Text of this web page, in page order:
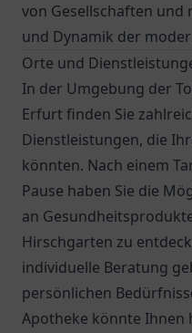
von Gesellschaften
und Dynamik der
Orte und
In der Umgebung der
Erfurt finden Sie
Dienstleistungen, die
könnten. Nach einem
Pause haben Sie die
an
Hirschgarten zu
individuelle Beratung
persönlichen
Apotheke könnte Ihnen